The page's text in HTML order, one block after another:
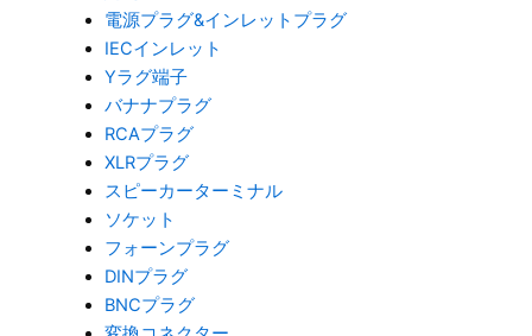
電源プラグ&インレットプラグ
IECインレット
Yラグ端子
バナナプラグ
RCAプラグ
XLRプラグ
スピーカーターミナル
ソケット
フォーンプラグ
DINプラグ
BNCプラグ